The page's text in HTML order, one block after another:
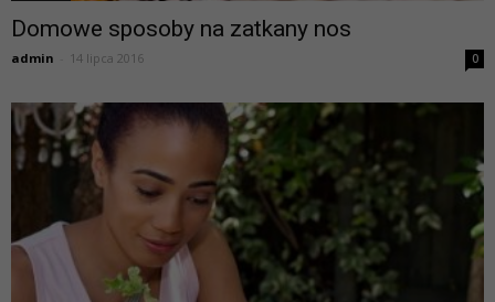
Domowe sposoby na zatkany nos
admin 14 lipca 2016 0